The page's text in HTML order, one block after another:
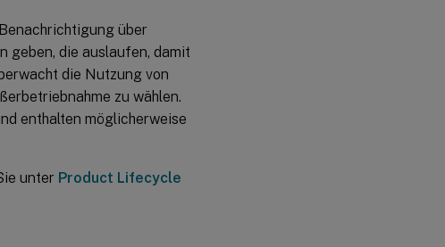
über
geben, die auslaufen, damit
die Nutzung von
zu wählen.
enthalten möglicherweise
unter Product Lifecycle